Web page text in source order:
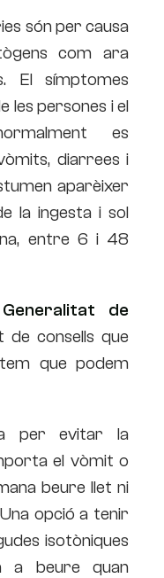
són per causa
com ara
El símptomes
les persones i el
es
diarrees i
aparèixer
la ingesta i sol
entre 6 i 48
de
de consells que
que podem
per evitar la
el vòmit o
beure llet ni
opció a tenir
isotòniques
a beure quan